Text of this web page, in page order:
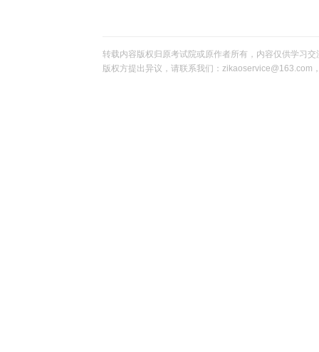
转载内容版权归原考试院或原作者所有，内容仅供学习
版权方提出异议，请联系我们：zikaoservice@163.com